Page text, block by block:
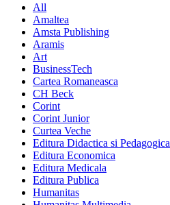
All
Amaltea
Amsta Publishing
Aramis
Art
BusinessTech
Cartea Romaneasca
CH Beck
Corint
Corint Junior
Curtea Veche
Editura Didactica si Pedagogica
Editura Economica
Editura Medicala
Editura Publica
Humanitas